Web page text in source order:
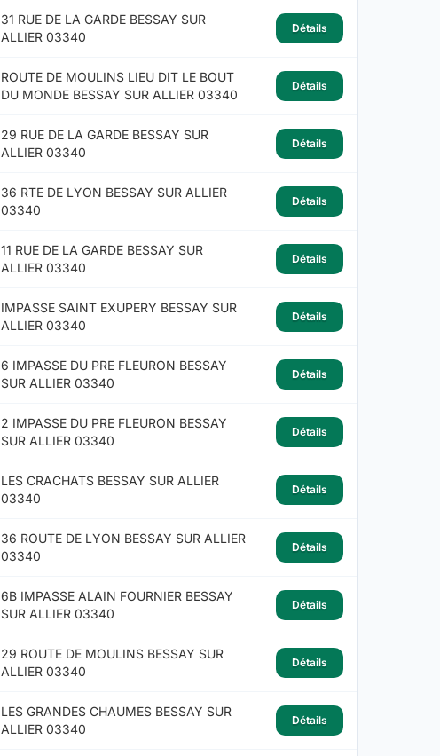
31 RUE DE LA GARDE BESSAY SUR
ALLIER 03340
Détails
ROUTE DE MOULINS LIEU DIT LE BOUT
DU MONDE BESSAY SUR ALLIER 03340
Détails
29 RUE DE LA GARDE BESSAY SUR
ALLIER 03340
Détails
36 RTE DE LYON BESSAY SUR ALLIER
03340
Détails
11 RUE DE LA GARDE BESSAY SUR
ALLIER 03340
Détails
IMPASSE SAINT EXUPERY BESSAY SUR
ALLIER 03340
Détails
6 IMPASSE DU PRE FLEURON BESSAY
SUR ALLIER 03340
Détails
2 IMPASSE DU PRE FLEURON BESSAY
SUR ALLIER 03340
Détails
LES CRACHATS BESSAY SUR ALLIER
03340
Détails
36 ROUTE DE LYON BESSAY SUR ALLIER
03340
Détails
6B IMPASSE ALAIN FOURNIER BESSAY
SUR ALLIER 03340
Détails
29 ROUTE DE MOULINS BESSAY SUR
ALLIER 03340
Détails
LES GRANDES CHAUMES BESSAY SUR
ALLIER 03340
Détails